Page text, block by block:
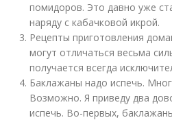
помидоров. Это давно уже
наряду с кабачковой икрой.
Рецепты приготовления
могут отличаться весьма
получается всегда
Баклажаны надо испечь.
Возможно. Я приведу два
испечь. Во-первых,